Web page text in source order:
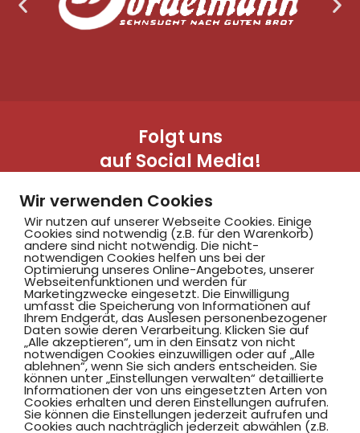
Folgt uns
auf Social Media!
Hammer SportClub 2008
Am Südbad 9,
59069 Hamm
Wir verwenden Cookies
Wir nutzen auf unserer Webseite Cookies. Einige
Cookies sind notwendig (z.B. für den Warenkorb)
andere sind nicht notwendig. Die nicht-
notwendigen Cookies helfen uns bei der
Optimierung unseres Online-Angebotes, unserer
Webseitenfunktionen und werden für
Marketingzwecke eingesetzt. Die Einwilligung
umfasst die Speicherung von Informationen auf
Ihrem Endgerät, das Auslesen personenbezogener
Daten sowie deren Verarbeitung. Klicken Sie auf
„Alle akzeptieren“, um in den Einsatz von nicht
notwendigen Cookies einzuwilligen oder auf „Alle
ablehnen“, wenn Sie sich anders entscheiden. Sie
können unter „Einstellungen verwalten“ detaillierte
Informationen der von uns eingesetzten Arten von
Cookies erhalten und deren Einstellungen aufrufen.
Sie können die Einstellungen jederzeit aufrufen und
Cookies auch nachträglich jederzeit abwählen (z.B.